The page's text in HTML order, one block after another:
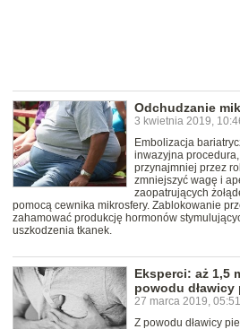
Odchudzanie
3 kwietnia 2019,
Embolizacja
inwazyjna
przynajmniej przez
zmniejszyć wagę i
zaopatrujących
pomocą cewnika mikrosfery. Zablokowanie
zahamować produkcję hormonów
uszkodzenia tkanek.
Eksperci: aż 1,5
powodu dławicy
27 marca 2019, 05:51
Z powodu dławicy